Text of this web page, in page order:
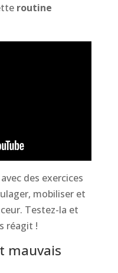
routine
des exercices
mobiliser et
Testez-la et
réagit !
mauvais